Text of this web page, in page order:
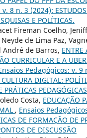
8 n. 3 (2024):
E POLÍTICAS.
Fireman Coelho,
de Lima Paz,
André de Barros, ENTRE
CURRICULAR E A
Pedagógicos: v. 9
DIGITAL:
PRÁTICAS PEDAGÓGICAS
Costa, EDUCAÇÃO
, Ensaios
DE FORMAÇÃO DE
DE DISCUSSÃO